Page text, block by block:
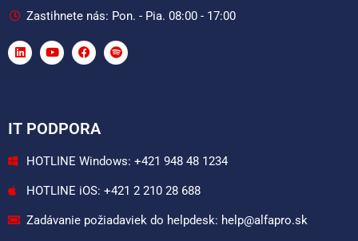
Zastihnete nás: Pon. - Pia. 08:00 - 17:00
IT PODPORA
HOTLINE Windows: +421 948 48 1234
HOTLINE iOS: +421 2 210 28 688
Zadávanie požiadaviek do helpdesk: help@alfapro.sk